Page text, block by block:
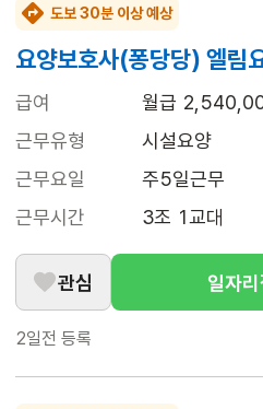
도보 30분 이상 예상
요양보호사(퐁당당) 엘림
급여
월급
근무유형
시설요양
근무요일
주5일근무
근무시간
3조 1교대
관심 일자
2일전 등록